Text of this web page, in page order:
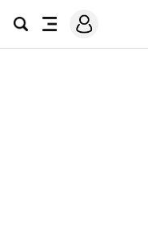
검
전
메
그